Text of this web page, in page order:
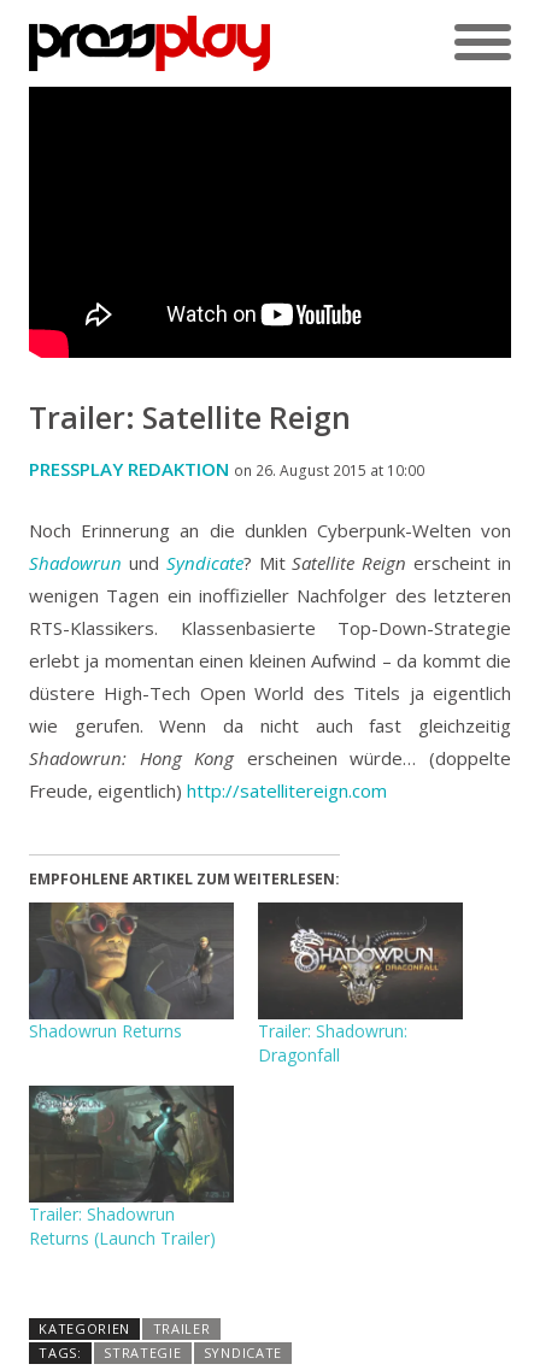
Trailer: Satellite Reign
PRESSPLAY REDAKTION on 26. August 2015 at 10:00
Noch Erinnerung an die dunklen Cyberpunk-Welten von
Shadowrun und Syndicate? MitSatellite Reign erscheint in
wenigen Tagen ein inoffizieller Nachfolger des letzteren
RTS-Klassikers. Klassenbasierte Top-Down-Strategie
erlebt ja momentan einen kleinen Aufwind – da kommt die
düstere High-Tech Open World des Titels ja eigentlich
wie gerufen. Wenn da nicht auch fast gleichzeitig
Shadowrun: Hong Kongerscheinen würde… (doppelte
Freude, eigentlich) http://satellitereign.com
EMPFOHLENE ARTIKEL ZUM WEITERLESEN:
Shadowrun Returns
Trailer: Shadowrun:
Dragonfall
Trailer: Shadowrun
Returns (Launch Trailer)
KATEGORIEN
TRAILER
TAGS:
STRATEGIE SYNDICATE